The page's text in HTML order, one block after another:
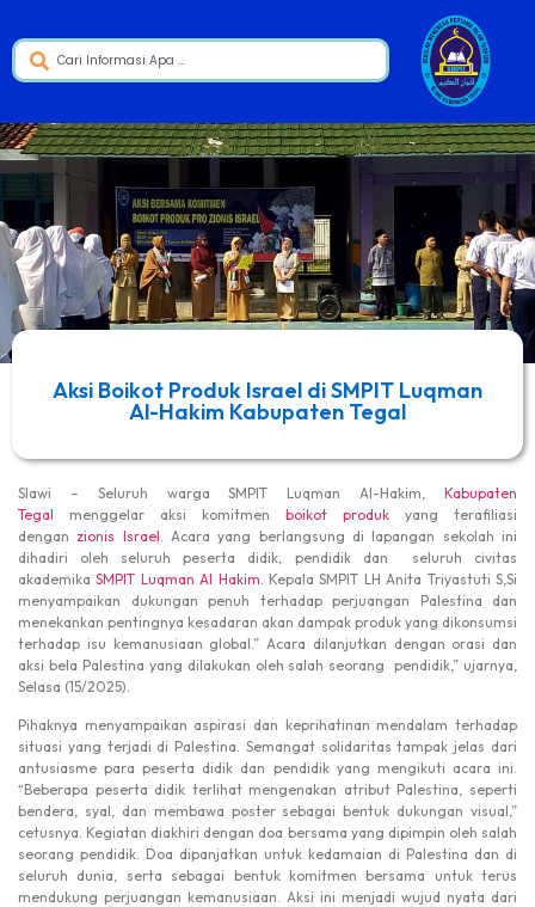
Aksi Boikot Produk Israel di SMPIT Luqman
Al-Hakim Kabupaten Tegal
Slawi – Seluruh warga SMPIT Luqman Al-Hakim, Kabupaten
Tegal menggelar aksi komitmen boikot produk yang terafiliasi
dengan zionis Israel . Acara yang berlangsung di lapangan sekolah ini
dihadiri oleh seluruh peserta didik, pendidik dan seluruh civitas
akademikaSMPIT Luqman Al Hakim . Kepala SMPIT LH Anita Triyastuti S,Si
menyampaikan dukungan penuh terhadap perjuangan Palestina dan
menekankan pentingnya kesadaran akan dampak produk yang dikonsumsi
terhadap isu kemanusiaan global.” Acara dilanjutkan dengan orasi dan
aksi bela Palestina yang dilakukan oleh salah seorang pendidik,” ujarnya,
Selasa (15/2025).
Pihaknya menyampaikan aspirasi dan keprihatinan mendalam terhadap
situasi yang terjadi di Palestina. Semangat solidaritas tampak jelas dari
antusiasme para peserta didik dan pendidik yang mengikuti acara ini.
“Beberapa peserta didik terlihat mengenakan atribut Palestina, seperti
bendera, syal, dan membawa poster sebagai bentuk dukungan visual,”
cetusnya. Kegiatan diakhiri dengan doa bersama yang dipimpin oleh salah
seorang pendidik. Doa dipanjatkan untuk kedamaian di Palestina dan di
seluruh dunia, serta sebagai bentuk komitmen bersama untuk terus
mendukung perjuangan kemanusiaan. Aksi ini menjadi wujud nyata dari